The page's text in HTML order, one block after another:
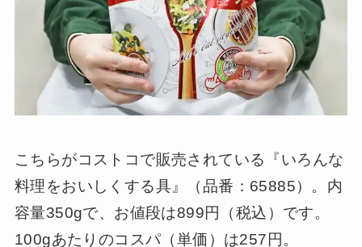
こちらがコストコで販売されている『いろんな
料理をおいしくする具』（品番：65885）。内
容量350gで、お値段は899円（税込）です。
100gあたりのコスパ（単価）は257円。